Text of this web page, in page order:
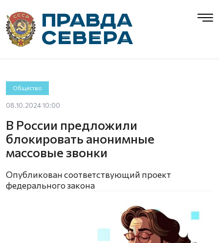
Общество
08.10.2024 10:00
В России предложили
блокировать анонимные
массовые звонки
Опубликован соответствующий проект
федерального закона